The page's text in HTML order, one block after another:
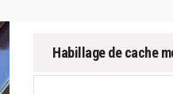
Habillage de cache